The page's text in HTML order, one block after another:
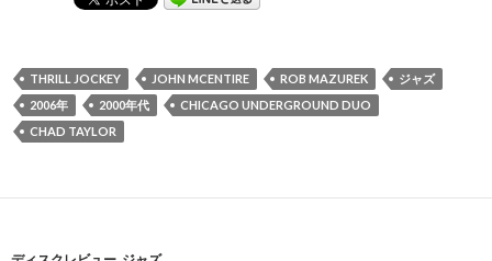
THRILL JOCKEY JOHN MCENTIRE ROB MAZUREK
ジャズ
2006年
2000年代
CHICAGO UNDERGROUND DUO
CHAD TAYLOR